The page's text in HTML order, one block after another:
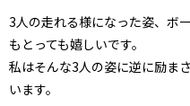
3人の走れる様になった姿、ボ
もとっても嬉しいです。
私はそんな3人の姿に逆に励ま
います。